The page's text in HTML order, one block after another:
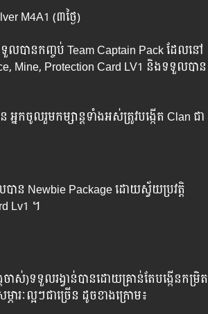
M4A1 (៣ថ្ងៃ)
បាន​កញ្ចប់​ Team Captain Pack ដែល​នៅ​
Mine, Protection Card LV1 និងទទួល​​បាន​
នក​ចូល​រួម​កម្សាន្ត​ទាំង​អស់​ត្រូវ​បង្កើត​ Clan ជា
បាន​ Newbie Package ដោយ​ស្វ័យ​ប្រវត្តិ​
Lv1 ។
ាស់)ទទួល​រង្វាន់​បានដោយ​គ្រាន់​តែ​បង្កើន​កម្រិត​
រៈ​ល្អៗ​ជា​ច្រើន ​ដូច​ខាង​ក្រោម៖